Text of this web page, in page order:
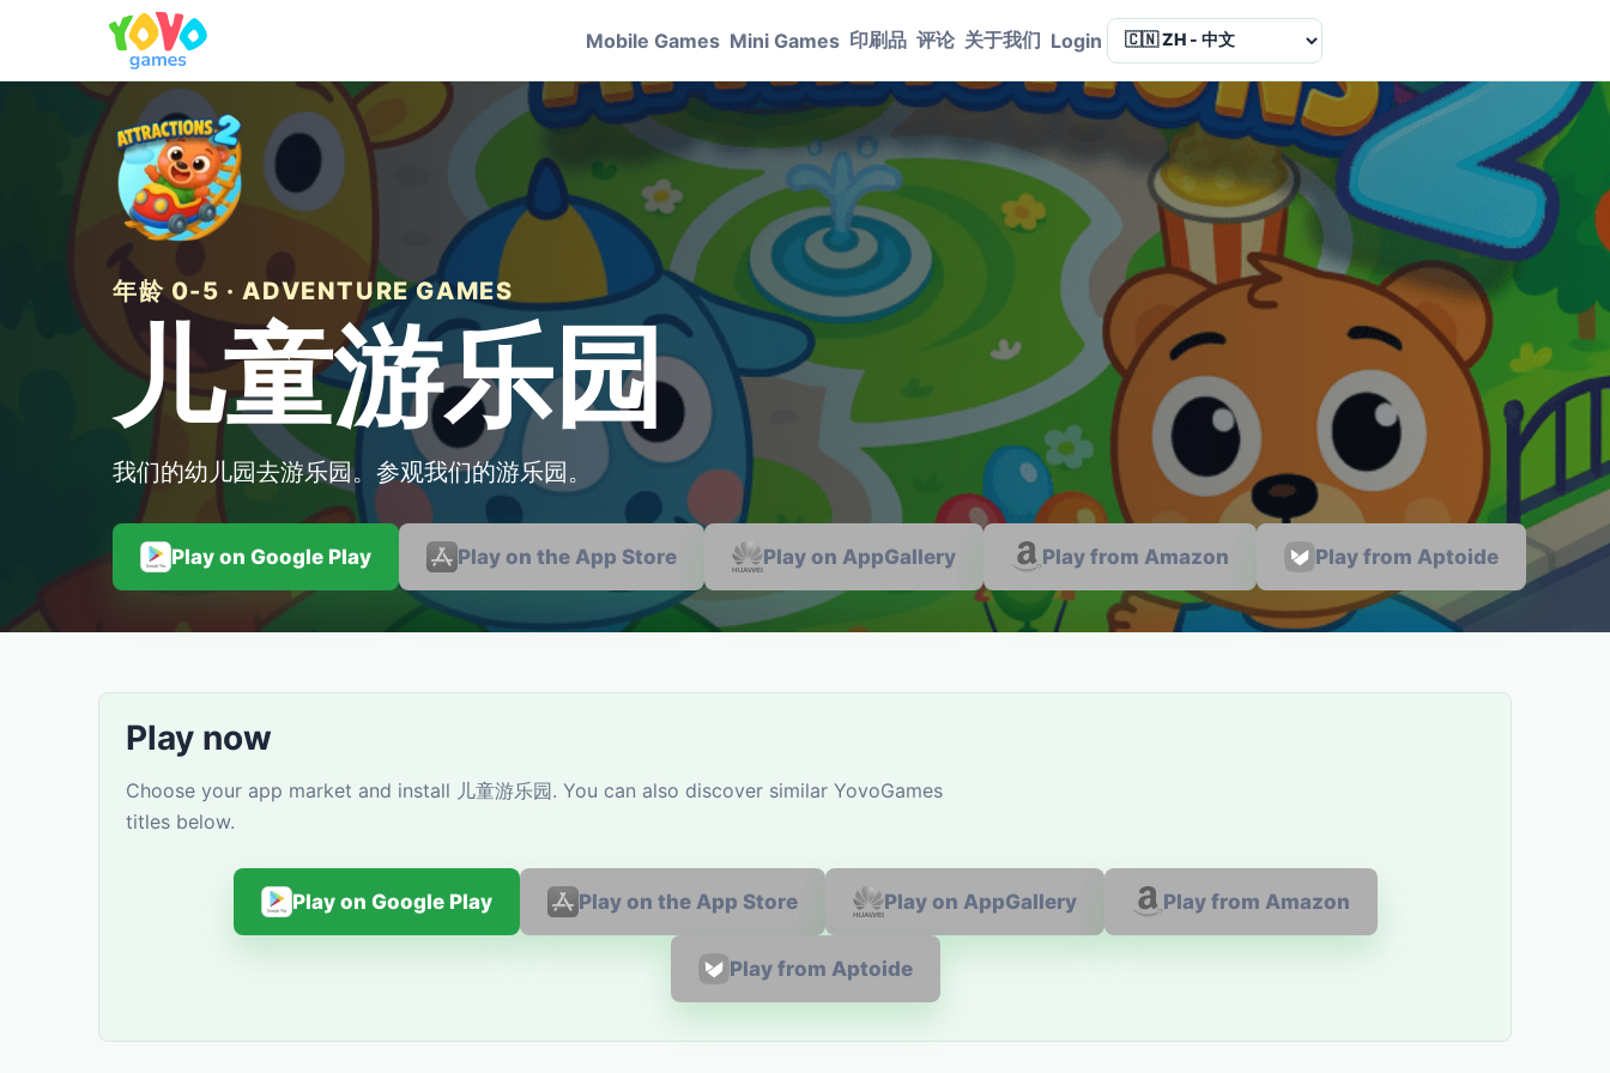
Mobile Games Mini Games 印刷品 评论 关于我们 Login Language
年龄 0-5 · ADVENTURE GAMES
儿童游乐园
我们的幼儿园去游乐园。参观我们的游乐园。
Play on Google Play Play on the App Store Play on AppGallery Play from Amazon Play from Aptoide
Play now
Choose your app market and install 儿童游乐园. You can also discover similar YovoGames
titles below.
Play on Google Play Play on the App Store Play on AppGallery Play from Amazon
Play from Aptoide